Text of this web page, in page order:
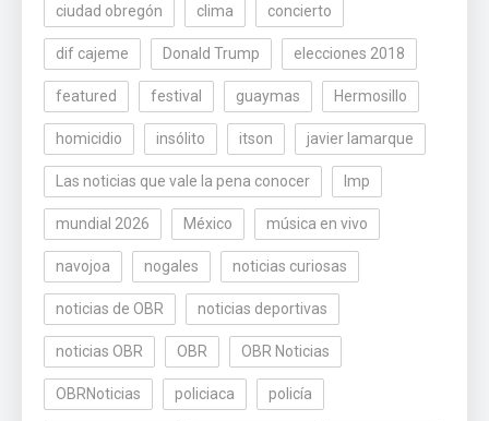
ciudad obregón clima concierto
dif cajeme Donald Trump elecciones 2018
featured festival guaymas Hermosillo
homicidio insólito itson javier lamarque
Las noticias que vale la pena conocer lmp
mundial 2026 México música en vivo
navojoa nogales noticias curiosas
noticias de OBR noticias deportivas
noticias OBR OBR OBR Noticias
OBRNoticias policiaca policía